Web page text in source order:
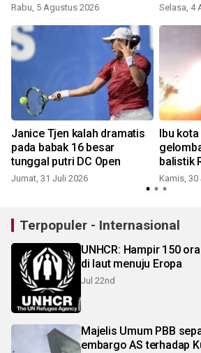
Rabu, 5 Agustus 2026 Selasa, 4
Janice Tjen kalah dramatis
pada babak 16 besar
tunggal putri DC Open
Jumat, 31 Juli 2026
Ibu
balistik
pagi
Kamis, 30
Terpopuler - Internasional
UNHCR: Hampir 150
di laut menuju Eropa
Jul 22nd
Majelis Umum PBB
embargo AS terhadap